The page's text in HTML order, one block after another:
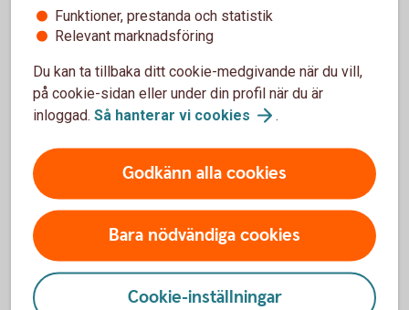
Kan ha glömt kortet hemma
Stänga korttillfälligt
Digital plånbok
Wallet
Funktioner, prestanda och statistik
Relevant marknadsföring
Du kan ta tillbaka ditt cookie-medgivande när du vill,
på cookie-sidan eller under din profil när du är
inloggad. Så hanterar vi cookies .
Godkänn alla cookies
Bara nödvändiga cookies
Cookie-inställningar